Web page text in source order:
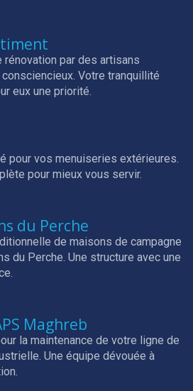
rénovation par des artisans
Votre tranquillité
eux une priorité.
pour vos menuiseries extérieures.
pour mieux vous servir.
du Perche
de maisons de campagne
du Perche. Une structure avec une
Maghreb
la maintenance de votre ligne de
Une équipe dévouée à